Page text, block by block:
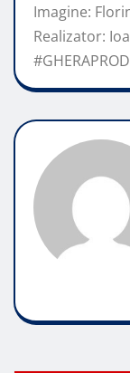
Imagine:
Realizator: